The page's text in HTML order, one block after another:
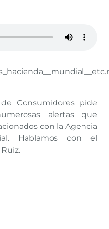
Consumidores pide
alertas que
con la Agencia
Hablamos con el